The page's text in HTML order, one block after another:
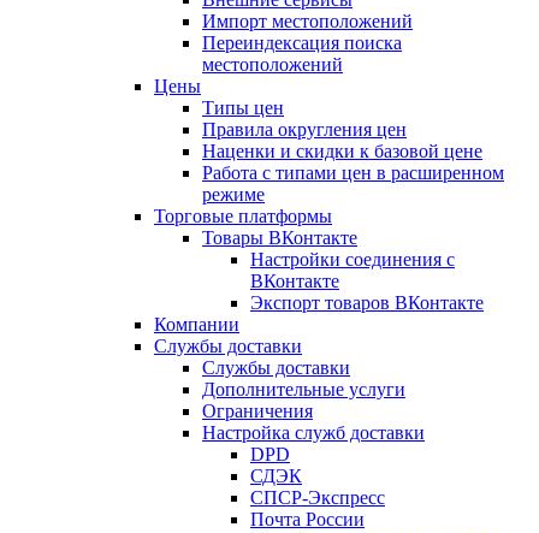
Импорт местоположений
Переиндексация поиска
местоположений
Цены
Типы цен
Правила округления цен
Наценки и скидки к базовой цене
Работа с типами цен в расширенном
режиме
Торговые платформы
Товары ВКонтакте
Настройки соединения с
ВКонтакте
Экспорт товаров ВКонтакте
Компании
Службы доставки
Службы доставки
Дополнительные услуги
Ограничения
Настройка служб доставки
DPD
СДЭК
СПСР-Экспресс
Почта России